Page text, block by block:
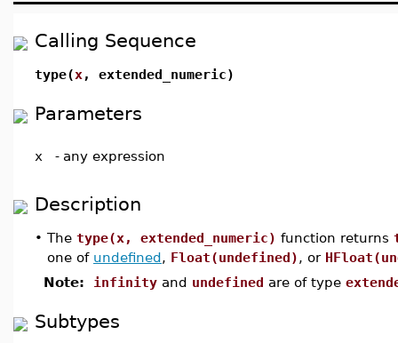
Calling Sequence
type(x, extended_numeric)
Parameters
x - any expression
Description
• The type(x, extended_numeric) function returns
one of undefined, Float(undefined), or
Note:
infinity and undefined are of type
Subtypes